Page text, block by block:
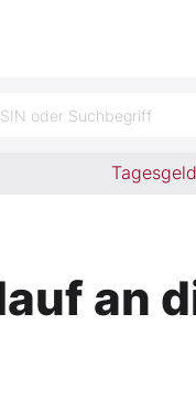
oder Suchbegriff
an